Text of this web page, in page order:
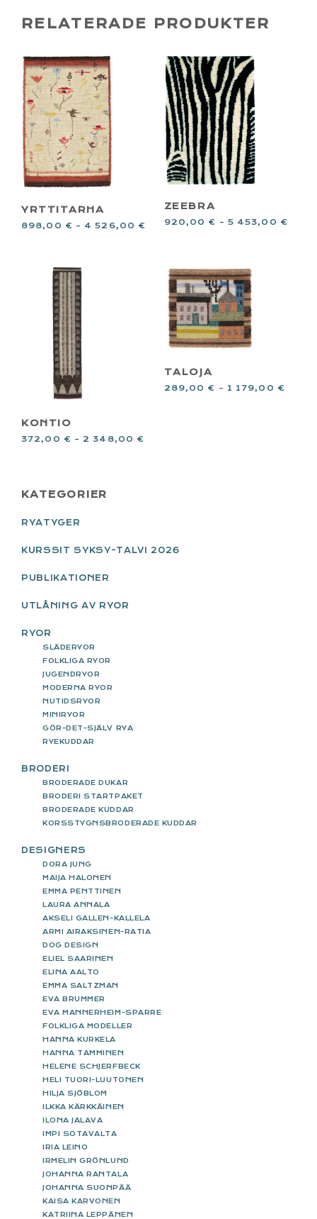
RELATERADE PRODUKTER
YRTTITARHA
898,00 € – 4 526,00 €
ZEEBRA
920,00 € – 5 453,00 €
KONTIO
372,00 € – 2 348,00 €
TALOJA
289,00 € – 1 179,00 €
PRIMARY
SIDEBAR
KATEGORIER
RYATYGER
KURSSIT SYKSY-TALVI 2026
PUBLIKATIONER
UTLÅNING AV RYOR
RYOR
SLÄDERYOR
FOLKLIGA RYOR
JUGENDRYOR
MODERNA RYOR
NUTIDSRYOR
MINIRYOR
GÖR-DET-SJÄLV RYA
RYEKUDDAR
BRODERI
BRODERADE DUKAR
BRODERI STARTPAKET
BRODERADE KUDDAR
KORSSTYGNSBRODERADE KUDDAR
DESIGNERS
DORA JUNG
MAIJA HALONEN
EMMA PENTTINEN
LAURA ANNALA
AKSELI GALLEN-KALLELA
ARMI AIRAKSINEN-RATIA
DOG DESIGN
ELIEL SAARINEN
ELINA AALTO
EMMA SALTZMAN
EVA BRUMMER
EVA MANNERHEIM-SPARRE
FOLKLIGA MODELLER
HANNA KURKELA
HANNA TAMMINEN
HELENE SCHJERFBECK
HELI TUORI-LUUTONEN
HILJA SJÖBLOM
ILKKA KÄRKKÄINEN
ILONA JALAVA
IMPI SOTAVALTA
IRIA LEINO
IRMELIN GRÖNLUND
JOHANNA RANTALA
JOHANNA SUONPÄÄ
KAISA KARVONEN
KATRIINA LEPPÄNEN